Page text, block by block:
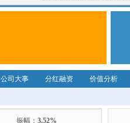
公司大事 分红融资 价值分析